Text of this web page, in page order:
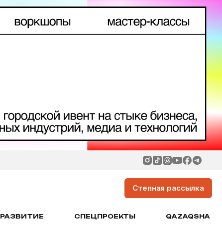
Степная рассылка
РАЗВИТИЕ СПЕЦПРОЕКТЫ QAZAQSHA